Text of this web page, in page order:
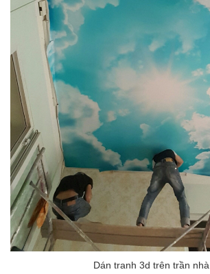
Dán tranh 3d trên trần nhà